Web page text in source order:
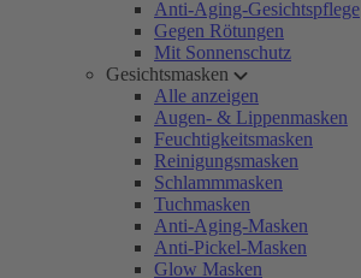
Anti-Aging-Gesichtspflege
Gegen Rötungen
Mit Sonnenschutz
Gesichtsmasken
Alle anzeigen
Augen- & Lippenmasken
Feuchtigkeitsmasken
Reinigungsmasken
Schlammmasken
Tuchmasken
Anti-Aging-Masken
Anti-Pickel-Masken
Glow Masken